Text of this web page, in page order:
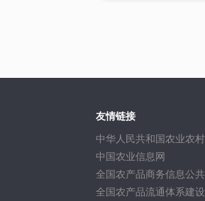
友情链接
中华人民共和国农业农
中国农业信息网
全国农产品商务信息公
全国农产品流通体系建